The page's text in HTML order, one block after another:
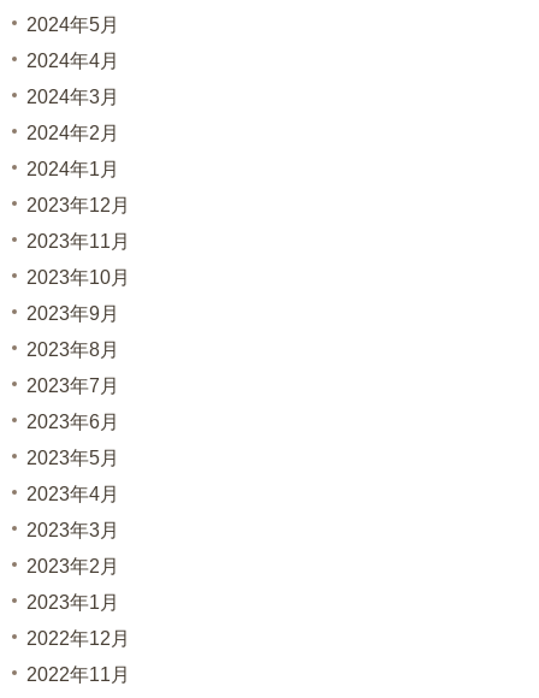
2024年5月
2024年4月
2024年3月
2024年2月
2024年1月
2023年12月
2023年11月
2023年10月
2023年9月
2023年8月
2023年7月
2023年6月
2023年5月
2023年4月
2023年3月
2023年2月
2023年1月
2022年12月
2022年11月